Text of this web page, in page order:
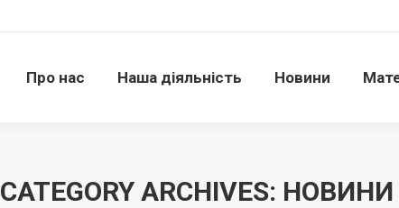
Про нас Наша діяльність Новини
CATEGORY ARCHIVES: НОВИНИ
Про нас Наша діяльність Новини